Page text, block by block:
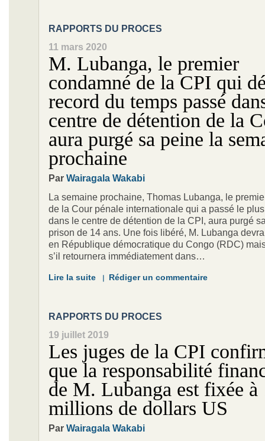
RAPPORTS DU PROCES
11 mars 2020
M. Lubanga, le premier
condamné de la CPI qui
record du temps passé
centre de détention de la
aura purgé sa peine la
prochaine
Par Wairagala Wakabi
La semaine prochaine, Thomas Lubanga, le
de la Cour pénale internationale qui a passé le
dans le centre de détention de la CPI, aura purgé
prison de 14 ans. Une fois libéré, M. Lubanga
en République démocratique du Congo (RDC)
s’il retournera immédiatement dans…
Lire la suite Rédiger un commentaire
RAPPORTS DU PROCES
19 juillet 2019
Les juges de la CPI
que la responsabilité
de M. Lubanga est fixée à
millions de dollars US
Par Wairagala Wakabi